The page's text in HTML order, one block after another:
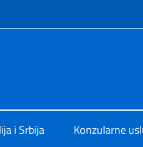
i Srbija Konzularne